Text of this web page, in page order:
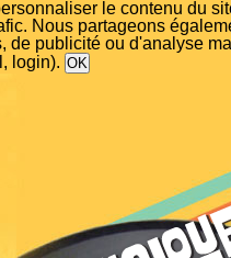
le contenu du
Nous partageons
de publicité ou d'analyse
login).